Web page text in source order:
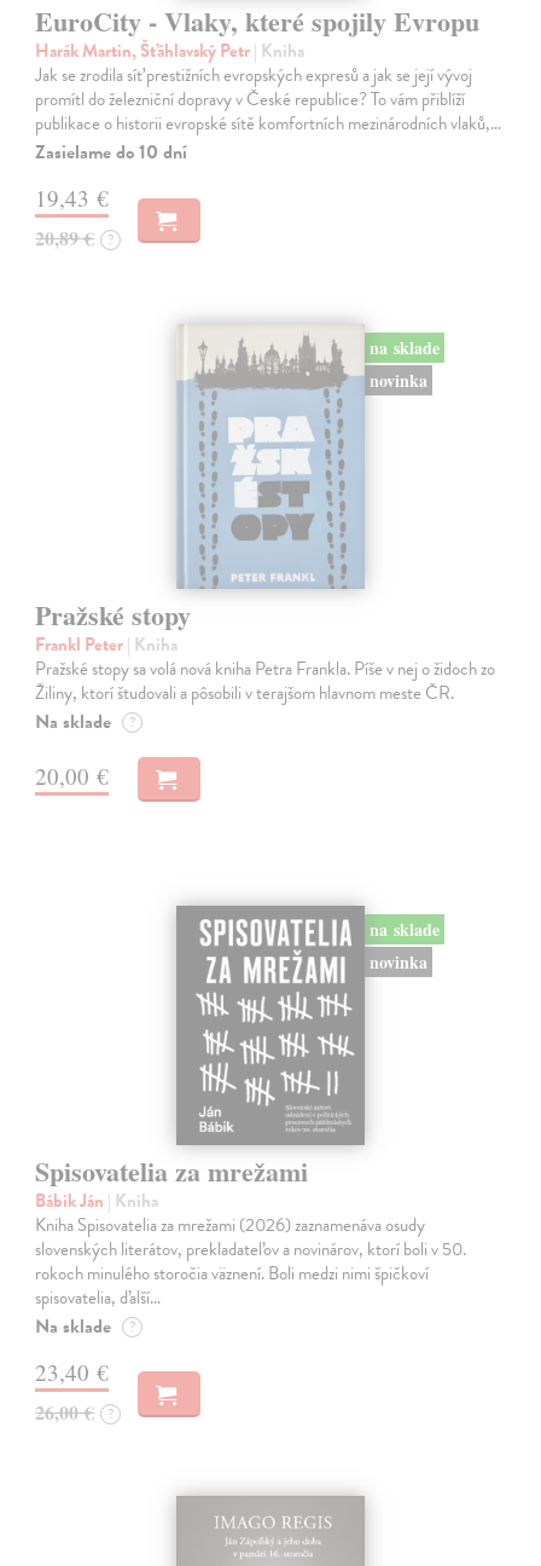
EuroCity - Vlaky, které spojily Evropu
Harák Martin, Šťáhlavský Petr| Kniha
Jak se zrodila síť prestižních evropských expresů a jak se její vývoj
promítl do železniční dopravy v České republice? To vám přiblíží
publikace o historii evropské sítě komfortních mezinárodních vlaků,…
Zasielame do 10 dní
19,43 €
20,89 € ?
na sklade
novinka
Pražské stopy
Frankl Peter| Kniha
Pražské stopy sa volá nová kniha Petra Frankla. Píše v nej o židoch zo
Žiliny, ktorí študovali a pôsobili v terajšom hlavnom meste ČR.
Na sklade ?
20,00 €
na sklade
novinka
Spisovatelia za mrežami
Bábik Ján | Kniha
Kniha Spisovatelia za mrežami (2026) zaznamenáva osudy
slovenských literátov, prekladateľov a novinárov, ktorí boli v 50.
rokoch minulého storočia väznení. Boli medzi nimi špičkoví
spisovatelia, ďalší…
Na sklade ?
23,40 €
26,00 € ?